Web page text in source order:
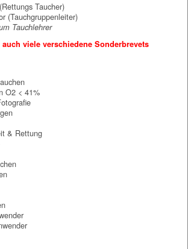
Taucher)
(Tauchgruppenleiter)
Tauchlehrer
viele verschiedene Sonderbrevets
O2 < 41%
& Rettung